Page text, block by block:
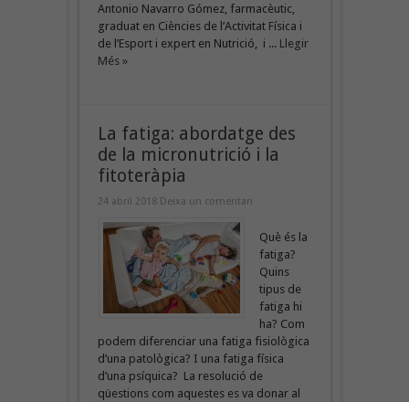
Antonio Navarro Gómez, farmacèutic,
graduat en Ciències de l’Activitat Física i
de l’Esport i expert en Nutrició, i ... Llegir
Més »
La fatiga: abordatge des
de la micronutrició i la
fitoteràpia
24 abril 2018 Deixa un comentari
Què és la
fatiga?
Quins
tipus de
fatiga hi
ha? Com
podem diferenciar una fatiga fisiològica
d’una patològica? I una fatiga física
d’una psíquica? La resolució de
qüestions com aquestes es va donar al